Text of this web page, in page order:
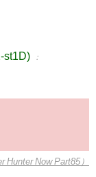
st1D) ：
Hunter Now Part85）